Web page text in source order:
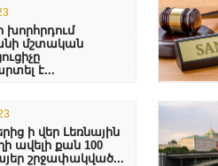
խորհրդում
մշտական
է...
ի վեր Լեռնային
ավելի քան 100
շրջափակված...